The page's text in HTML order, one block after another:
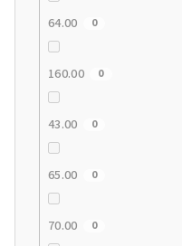
64.00 0
160.00 0
43.00 0
65.00 0
70.00 0